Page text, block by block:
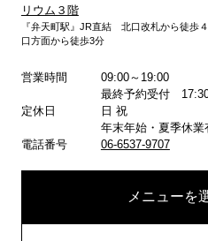
リウム３階
『弁天町駅』JR直結 北口改札から徒歩
口方面から徒歩3分
営業時間
09:00～19:00
最終予約受付
定休日
日 祝
年末年始・夏季休業
電話番号
06-6537-9707
メニューを